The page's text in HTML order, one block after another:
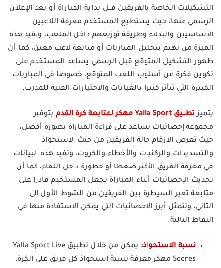
التشكيلات الخاصة بالفريقين قبل بداية المباراة أو بعد الإعلان
الرسمي عنها، حيث يستطيع المستخدم معرفة اللاعبين
الأساسيين والبدلاء وطريقة توزيعهم داخل الملعب، وتفيد هذه
الميزة من يهتم بتحليل المباريات أو متابعة لاعب معين، كما أن
ظهور التشكيل المتوقع قبل الرسمي يساعد المستخدم على
تكوين فكرة عن أسلوب اللعب المتوقع، خصوصا في المباريات
الكبيرة التي تتأثر كثيرا بالغيابات والاختيارات الفنية للمدرب.
يتميزتطبيق Yalla Sport مهكر لمتابعة كرة القدم
بتوفير
مجموعة إحصائيات تساعد على قراءة المباراة بصورة أفضل،
حيث تعرض الأرقام حالة الفريقين من حيث الاستحواذ
والتسديدات والركنيات والأخطاء والكروت، وتفيد هذه البيانات
في معرفة الفريق الأكثر ضغطا أو خطورة داخل اللقاء، كما أن
تحديث الإحصائيات أثناء المباراة يجعل المستخدم قادرا على
متابعة تغير السيطرة بين الفريقين من الشوط الأول إلى
الثاني، وتتمثل أبرز الإحصائيات التي يمكن الاستفادة منها في
النقاط التالية.
نسبة الاستحواذ:
يمكن من خلال تطبيق Yalla Sport Live
Scores مهكر معرفة نسبة استحواذ كل فريق على الكرة،